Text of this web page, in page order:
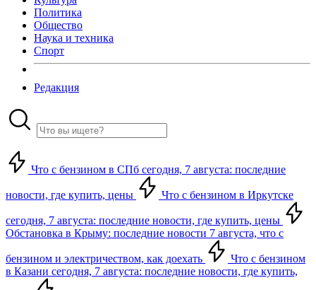
Политика
Общество
Наука и техника
Спорт
Редакция
Что с бензином в СПб сегодня, 7 августа: последние
новости, где купить, цены Что с бензином в Иркутске
сегодня, 7 августа: последние новости, где купить, цены
Обстановка в Крыму: последние новости 7 августа, что с
бензином и электричеством, как доехать
Что с бензином
в Казани сегодня, 7 августа: последние новости, где купить,